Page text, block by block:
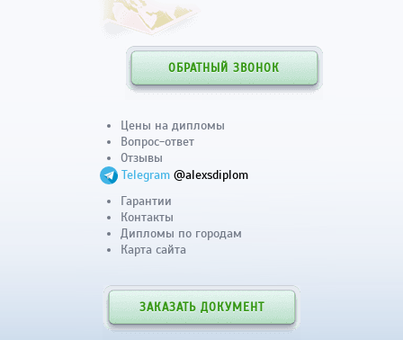
ОБРАТНЫЙ ЗВОНОК
Цены на дипломы
Вопрос-ответ
Отзывы
Telegram @alexsdiplom
Гарантии
Контакты
Дипломы по городам
Карта сайта
ЗАКАЗАТЬ ДОКУМЕНТ